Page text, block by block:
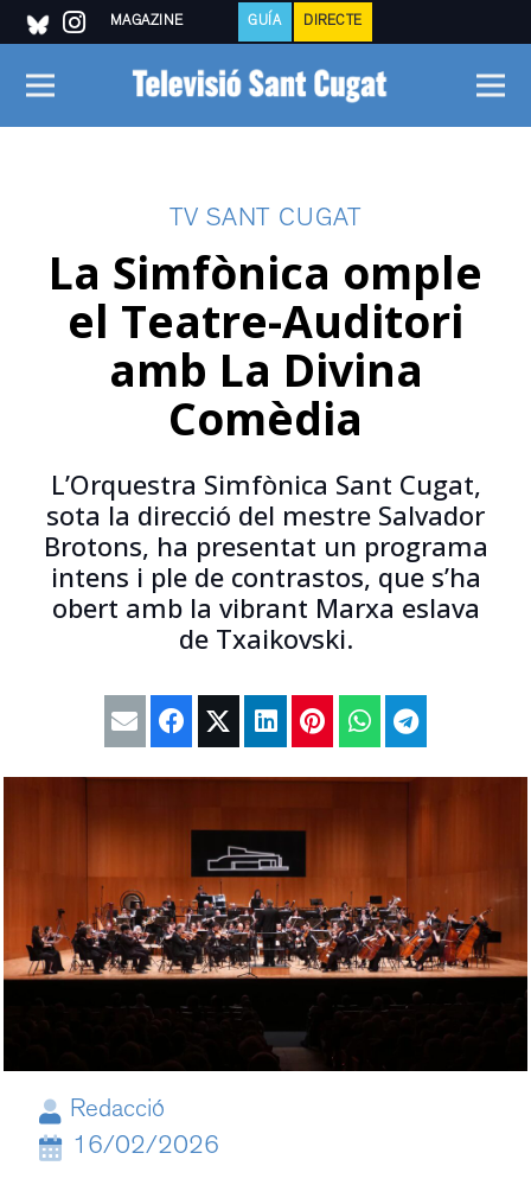
MAGAZINE GUÍA DIRECTE
TV SANT CUGAT
La Simfònica omple
el Teatre-Auditori
amb La Divina
Comèdia
L’Orquestra Simfònica Sant Cugat,
sota la direcció del mestre Salvador
Brotons, ha presentat un programa
intens i ple de contrastos, que s’ha
obert amb la vibrant Marxa eslava
de Txaikovski.
Redacció
16/02/2026